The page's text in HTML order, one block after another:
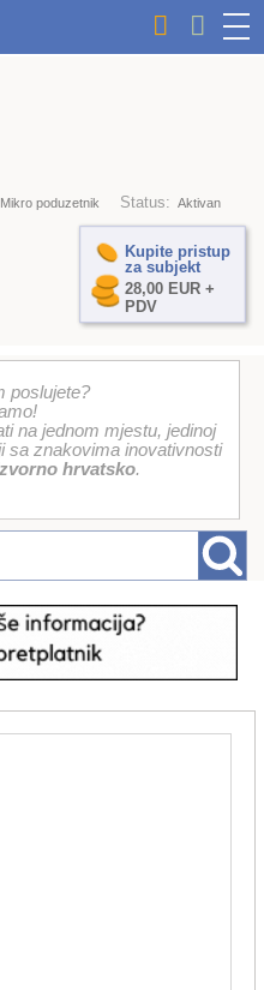
Mikro poduzetnik Status: Aktivan
Kupite pristup
za subjekt
28,00 EUR +
PDV
poslujete?
na jednom mjestu, jedinoj
sa znakovima inovativnosti
hrvatsko.